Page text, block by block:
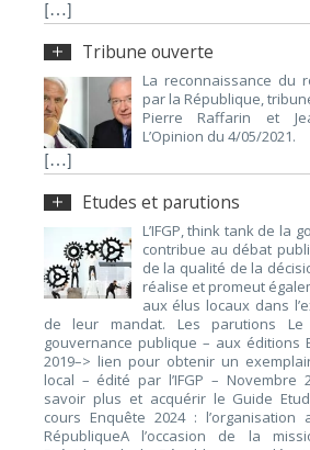
[…]
Tribune ouverte
La reconnaissance du
par la République,
Pierre Raffarin et
L’Opinion du 4/05/2021.
[…]
Etudes et parutions
L’IFGP, think tank de la
contribue au débat
de la qualité de la
réalise et promeut
aux élus locaux dans
de leur mandat. Les parutions
gouvernance publique – aux éditions
2019–> lien pour obtenir un
local – édité par l’IFGP – Novembre
savoir plus et acquérir le Guide
cours Enquête 2024 : l’organisation
RépubliqueA l’occasion de la